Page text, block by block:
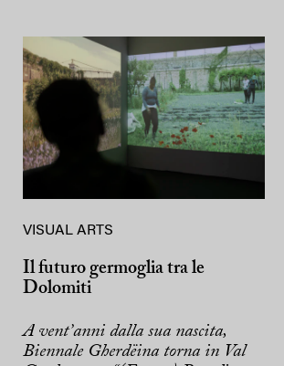
VISUAL ARTS
Il futuro germoglia tra le
Dolomiti
A vent’anni dalla sua nascita,
Biennale Gherdëina torna in Val